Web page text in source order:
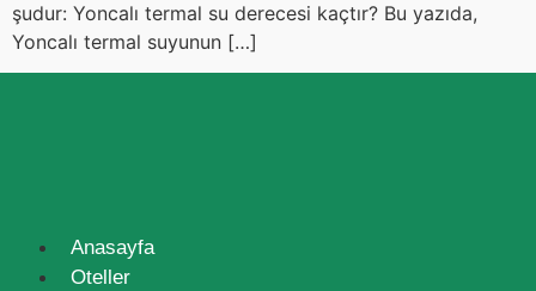
şudur: Yoncalı termal su derecesi kaçtır? Bu yazıda,
Yoncalı termal suyunun […]
Anasayfa
Oteller